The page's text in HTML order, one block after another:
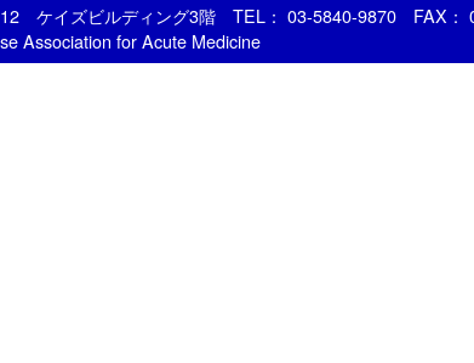
ケイズビルディング3階 TEL： 03-5840-9870 FAX：
Association for Acute Medicine